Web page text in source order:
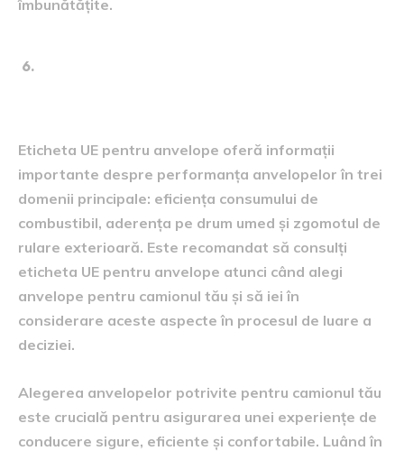
îmbunătățite.
Eticheta UE pentru anvelope oferă informații
importante despre performanța anvelopelor în trei
domenii principale: eficiența consumului de
combustibil, aderența pe drum umed și zgomotul de
rulare exterioară. Este recomandat să consulți
eticheta UE pentru anvelope atunci când alegi
anvelope pentru camionul tău și să iei în
considerare aceste aspecte în procesul de luare a
deciziei.
Alegerea anvelopelor potrivite pentru camionul tău
este crucială pentru asigurarea unei experiențe de
conducere sigure, eficiente și confortabile. Luând în